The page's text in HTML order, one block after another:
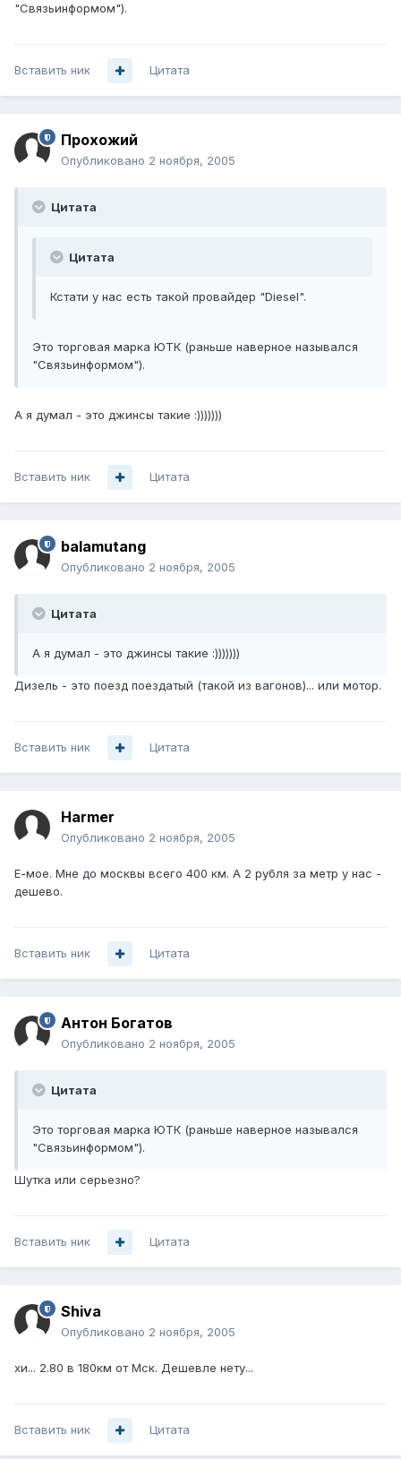
"Связьинформом").
Вставить ник Цитата
Прохожий
Опубликовано 2 ноября, 2005
Цитата
Цитата
Кстати у нас есть такой провайдер "Diesel".
Это торговая марка ЮТК (раньше наверное назывался
"Связьинформом").
А я думал - это джинсы такие :)))))))
Вставить ник Цитата
balamutang
Опубликовано 2 ноября, 2005
Цитата
А я думал - это джинсы такие :)))))))
Дизель - это поезд поездатый (такой из вагонов)... или мотор.
Вставить ник Цитата
Harmer
Опубликовано 2 ноября, 2005
Е-мое. Мне до москвы всего 400 км. А 2 рубля за метр у нас -
дешево.
Вставить ник Цитата
Антон Богатов
Опубликовано 2 ноября, 2005
Цитата
Это торговая марка ЮТК (раньше наверное назывался
"Связьинформом").
Шутка или серьезно?
Вставить ник Цитата
Shiva
Опубликовано 2 ноября, 2005
хи... 2.80 в 180км от Мск. Дешевле нету...
Вставить ник Цитата